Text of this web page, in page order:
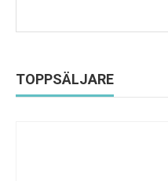
TOPPSÄLJARE